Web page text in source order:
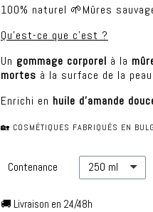
100% naturel 🌱Mûres
Qu'est-ce que c'est ?
Un gommage corporel à la
mortes à la surface de la
Enrichi en huile d'amande
🏡 COSMÉTIQUES FABRIQUÉS EN
Contenance
🚚 Livraison en 24/48h